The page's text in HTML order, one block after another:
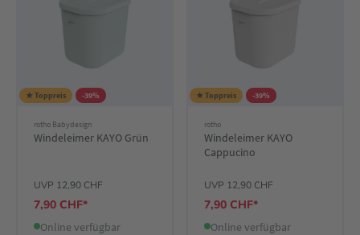
★ Toppreis -39%
rotho Babydesign
Windeleimer KAYO Grün
UVP 12,90 CHF
7,90 CHF*
Online verfügbar
★ Toppreis -39%
rotho
Windeleimer KAYO
Cappucino
UVP 12,90 CHF
7,90 CHF*
Online verfügbar